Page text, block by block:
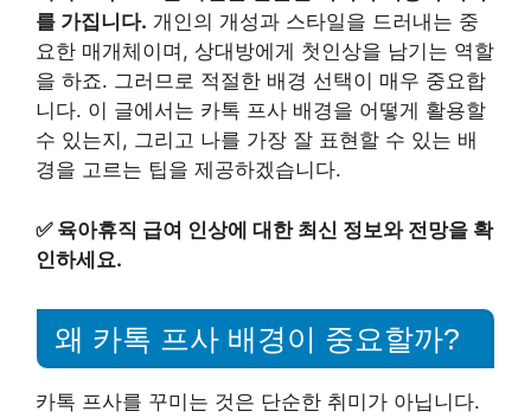
를 가집니다. 개인의 개성과 스타일을 드러내는 중
요한 매개체이며, 상대방에게 첫인상을 남기는 역할
을 하죠. 그러므로 적절한 배경 선택이 매우 중요합
니다. 이 글에서는 카톡 프사 배경을 어떻게 활용할
수 있는지, 그리고 나를 가장 잘 표현할 수 있는 배
경을 고르는 팁을 제공하겠습니다.
✅ 육아휴직 급여 인상에 대한 최신 정보와 전망을 확
인하세요.
왜 카톡 프사 배경이 중요할까?
카톡 프사를 꾸미는 것은 단순한 취미가 아닙니다.